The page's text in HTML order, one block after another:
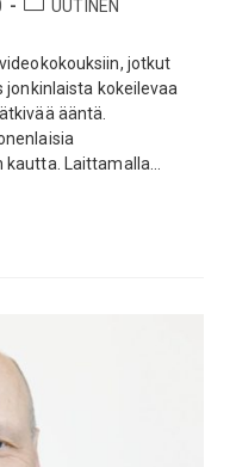
UUTINEN
jotkut
jonkinlaista kokeilevaa
ääntä.
Laittamalla…